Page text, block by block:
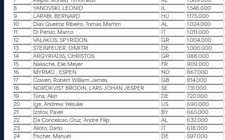
8
YANOVSKI, LEONID IL 1.546.000
9
LARABI, BERNARD HU 1.175.000
10
Dias Queiroz Ribeiro, Tomas Martim AL 1.024.000
11
Di Persio, Marco 1.011.000
12
VALAKOS, SPYRIDON GR 1.004.000
13
STEINFEUER, DIMITRI DE 1.000.000
14
ARGYRIADIS, CHRISTOS GR 988.000
15
Nakache, Elie Meyer FR 909.000
16
MYRMO , ESPEN NO 867.000
17
Cowen, Robert William James GB 814.000
18
NORDKVIST BRODIN, LARS JOHAN JESPER SE 731.000
19
Tuna, Akin DE 722.000
20
Ige, Andrew Yeisuke US 690.000
21
Izotov, Pavel BY 665.000
22
Da Conceicao Cruz, Andre Filip AL 632.000
23
Alioto, Dario 618.000
24
Fischer, Manuel DE 597.000